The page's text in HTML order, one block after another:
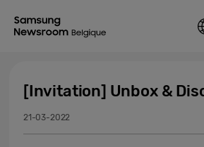
[Invitation] Unbox &
21-03-2022